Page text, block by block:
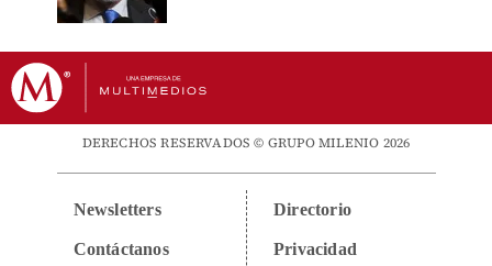
DERECHOS RESERVADOS © GRUPO MILENIO 2026
Newsletters
Contáctanos
Directorio
Privacidad